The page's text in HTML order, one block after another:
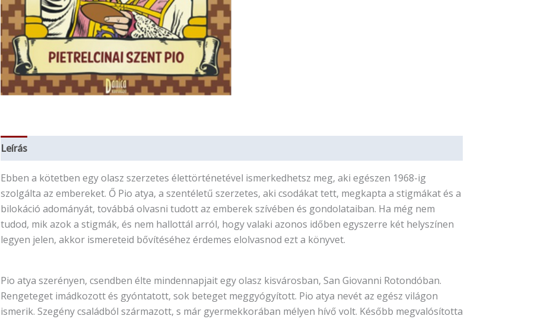
Leírás
Ebben a kötetben egy olasz szerzetes élettörténetével ismerkedhetsz meg, aki egészen 1968-ig
szolgálta az embereket. Ő Pio atya, a szentéletű szerzetes, aki csodákat tett, megkapta a stigmákat és a
bilokáció adományát, továbbá olvasni tudott az emberek szívében és gondolataiban. Ha még nem
tudod, mik azok a stigmák, és nem hallottál arról, hogy valaki azonos időben egyszerre két helyszínen
legyen jelen, akkor ismereteid bővítéséhez érdemes elolvasnod ezt a könyvet.
Pio atya szerényen, csendben élte mindennapjait egy olasz kisvárosban, San Giovanni Rotondóban.
Rengeteget imádkozott és gyóntatott, sok beteget meggyógyított. Pio atya nevét az egész világon
ismerik. Szegény családból származott, s már gyermekkorában mélyen hívő volt. Később megvalósította